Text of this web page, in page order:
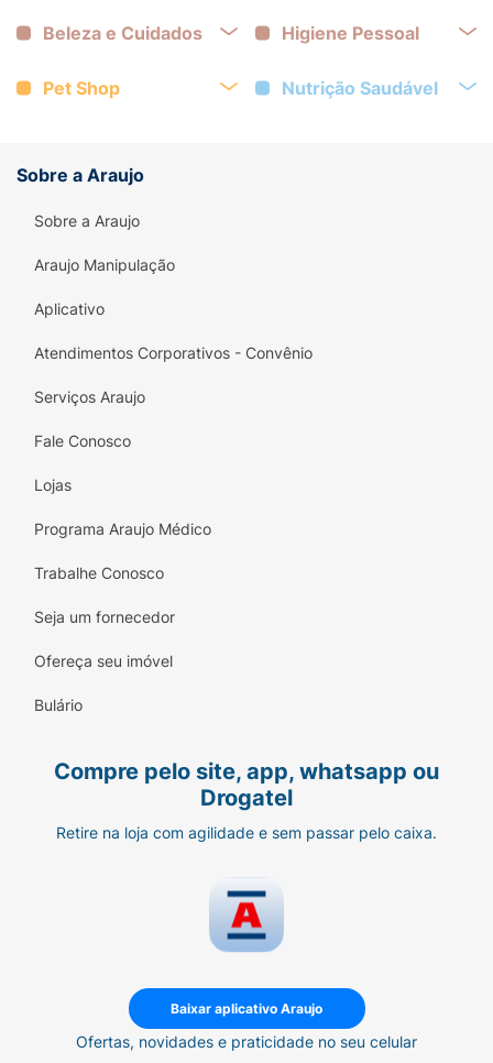
Beleza e Cuidados Higiene Pessoal
Pet Shop Nutrição Saudável
Sobre a Araujo
Sobre a Araujo
Araujo Manipulação
Aplicativo
Atendimentos Corporativos - Convênio
Serviços Araujo
Fale Conosco
Lojas
Programa Araujo Médico
Trabalhe Conosco
Seja um fornecedor
Ofereça seu imóvel
Bulário
Compre pelo site, app, whatsapp ou
Drogatel
Retire na loja com agilidade e sem passar pelo caixa.
Baixar aplicativo Araujo
Ofertas, novidades e praticidade no seu celular